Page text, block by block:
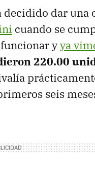
decidido dar
cuando se
yya
220.00
seis